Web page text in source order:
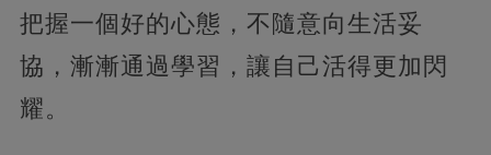
把握一個好的心態，不隨意向生活妥
協，漸漸通過學習，讓自己活得更加閃
耀。